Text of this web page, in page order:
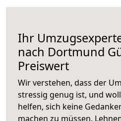
Ihr
nach Dortmund
Preiswert
Wir verstehen, dass der
stressig genug ist, und
helfen, sich keine
machen zu müssen.